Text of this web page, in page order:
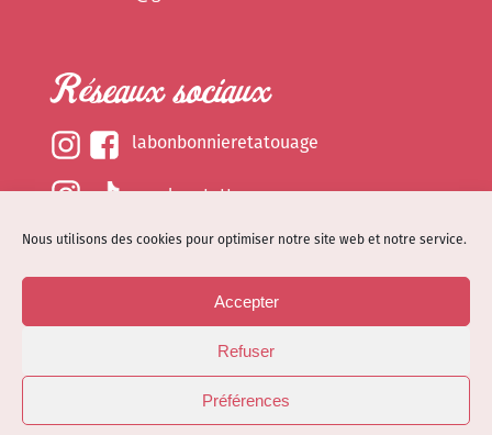
Nous utilisons des cookies pour optimiser notre site web et notre service.
Accepter
Refuser
Préférences
Réseaux sociaux
labonbonnieretatouage
epsylonetattoo
kloelicious_
Mentions légales
Politique de cookies (EU)
© Site web réalisé parDénode- Illustrations par
Kloelicioustattoo tous droits réservés